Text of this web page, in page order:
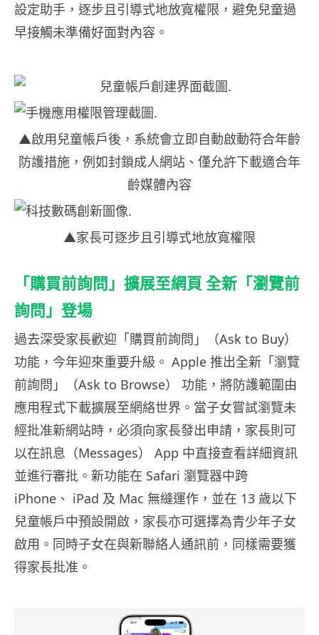
設定助手，逐步且引導式地放寬權限，避免兒童過
早接觸未準備好面對內容。
▲啟用兒童帳戶後，系統會立即自動啟動符合年齡
防護措施，例如封鎖成人網站、僅允許下載適合年
齡媒體內容
▲家長可逐步且引導式地放寬權限
「購買前詢問」擴展至網頁 全新「瀏覽前
詢問」登場
過去深受家長歡迎「購買前詢問」（Ask to Buy）
功能，今年迎來重要升級。 Apple 推出全新「瀏覽
前詢問」（Ask to Browse） 功能，將防護範圍由
應用程式下載擴展至網絡世界。當子女嘗試瀏覽未
經批准新網站時，必須向家長發出申請，家長則可
以在訊息（Messages） App 中直接查看詳細資訊
並進行審批。新功能在 Safari 瀏覽器中跨
iPhone、 iPad 及 Mac 無縫運作，並在 13 歲以下
兒童帳戶中預設開啟，家長亦可選擇為青少年子女
啟用。同時子女在與新聯絡人通訊前，同樣需要獲
得家長批准。